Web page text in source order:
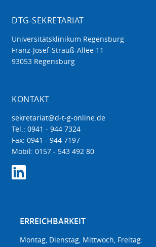
DTG-SEKRETARIAT
Universitätsklinikum Regensburg
Franz-Josef-Strauß-Allee 11
93053 Regensburg
KONTAKT
sekretariat@d-t-g-online.de
Tel.: 0941 - 944 7324
Fax: 0941 - 944 7197
Mobil: 0157 - 543 492 80
ERREICHBARKEIT
Montag, Dienstag, Mittwoch, Freitag: